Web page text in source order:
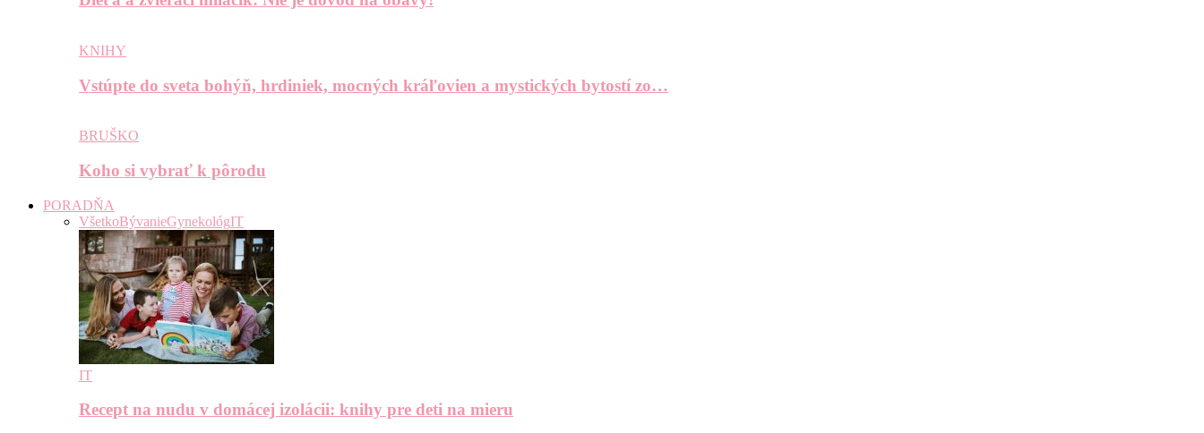
KNIHY
Vstúpte do sveta bohýň, hrdiniek, mocných kráľovien a mystických bytostí zo…
BRUŠKO
Koho si vybrať k pôrodu
PORADŇA
VšetkoBývanieGynekológIT
IT
Recept na nudu v domácej izolácii: knihy pre deti na mieru